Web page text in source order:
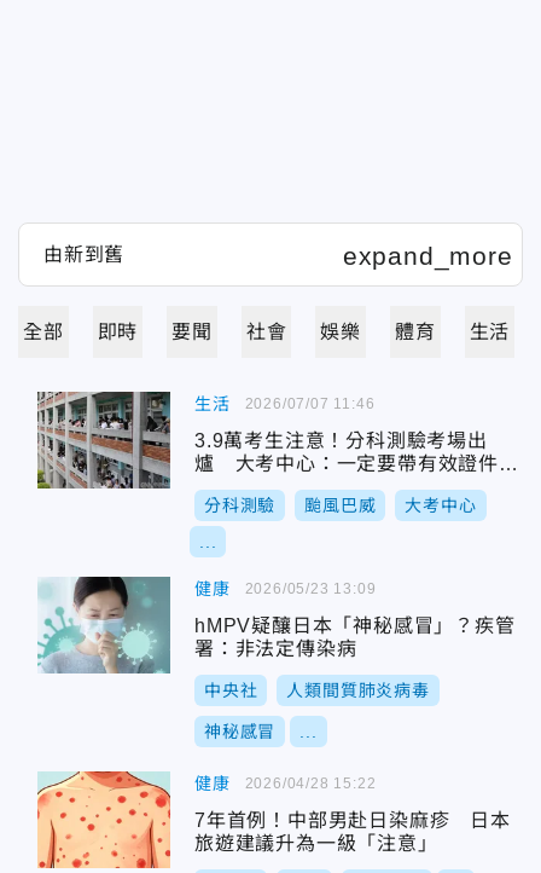
全部 即時 要聞 社會 娛樂 體育 生活
生活
3.9萬考生注意！分科測驗考場出
爐 大考中心：一定要帶有效證件正
本
分科測驗 颱風巴威 大考中心
2026/07/07 11:46
健康
hMPV疑釀日本「神秘感冒」？疾管
署：非法定傳染病
中央社 人類間質肺炎病毒
神秘感冒
2026/05/23 13:09
健康
7年首例！中部男赴日染麻疹 日本
旅遊建議升為一級「注意」
2026/04/28 15:22